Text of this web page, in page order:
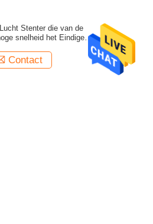
Stenter die van de
snelheid het Eindigen
Contact